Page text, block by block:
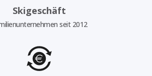
Skigeschäft
seit 2012